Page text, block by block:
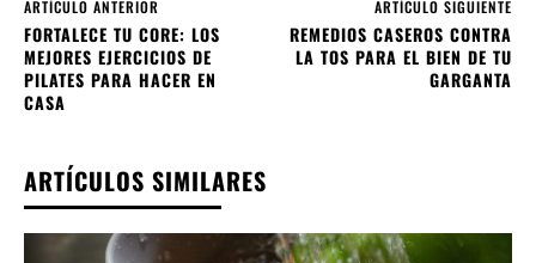
ARTÍCULO ANTERIOR
FORTALECE TU CORE: LOS
MEJORES EJERCICIOS DE
PILATES PARA HACER EN
CASA
ARTÍCULO SIGUIENTE
REMEDIOS CASEROS CONTRA
LA TOS PARA EL BIEN DE TU
GARGANTA
ARTÍCULOS SIMILARES